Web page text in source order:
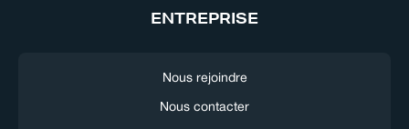
ENTREPRISE
Nous rejoindre
Nous contacter